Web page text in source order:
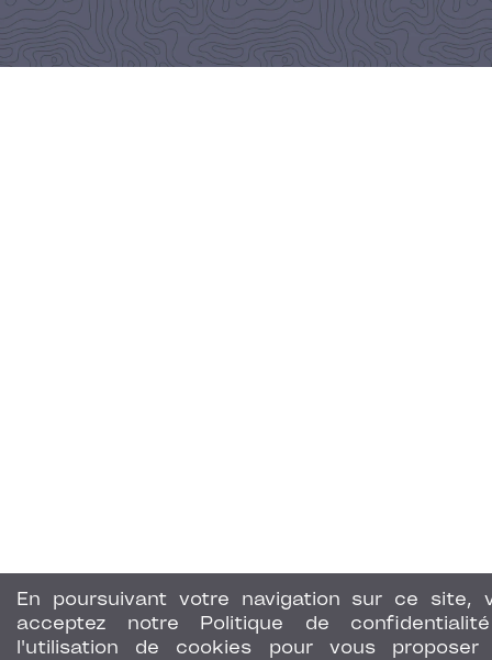
En poursuivant votre navigation sur ce site,
acceptez notre Politique de
l'utilisation de cookies pour vous proposer